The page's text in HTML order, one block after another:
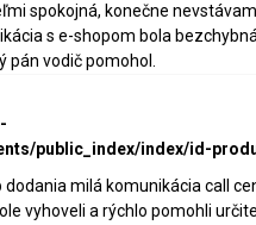
spokojná, konečne
s e-shopom bola
pán vodič pomohol.
public_index/index/id-
dodania milá komunikácia call
vyhoveli a rýchlo pomohli